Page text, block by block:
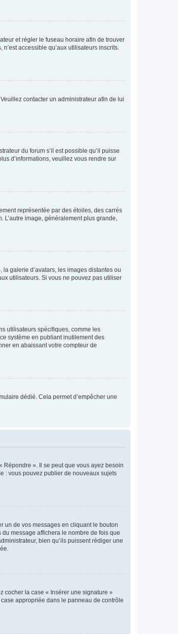
et régler le fuseau horaire afin de trouver
accessible qu’aux utilisateurs inscrits.
contacter un administrateur afin de lui
du forum s’il est possible qu’il puisse
d’informations, veuillez vous rendre sur
représentée par des étoiles, des carrés
image, généralement plus grande,
galerie d’avatars, les images distantes ou
utilisateurs. Si vous ne pouvez pas utiliser
utilisateurs spécifiques, comme les
système en publiant inutilement des
en abaissant votre compteur de
dédié. Cela permet d’empêcher une
». Il se peut que vous ayez besoin
: vous pouvez publier de nouveaux sujets
un de vos messages en cliquant le bouton
message affichera le nombre de fois que
bien qu’ils puissent rédiger une
cocher la case « Insérer une signature »
appropriée dans le panneau de contrôle